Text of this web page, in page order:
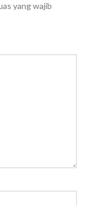
yang wajib